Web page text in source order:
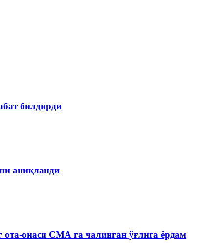
билдирди
аниқланди
онаси СМА га чалинган ўғлига ёрдам